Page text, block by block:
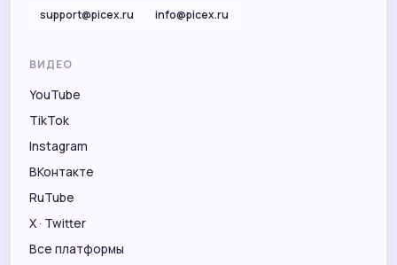
support@picex.ru info@picex.ru
ВИДЕО
YouTube
TikTok
Instagram
ВКонтакте
RuTube
X · Twitter
Все платформы